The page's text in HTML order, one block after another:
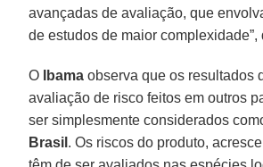
avançadas de avaliação, que
de estudos de maior complexidade”,
O Ibama observa que os resultados
avaliação de risco feitos em outros
ser simplesmente considerados
Brasil . Os riscos do produto,